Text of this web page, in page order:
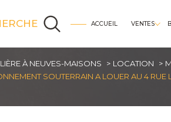
ACCUEIL VENTES
À NEUVES-MAISONS LOCATION
SOUTERRAIN A LOUER AU 4